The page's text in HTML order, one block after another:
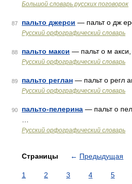
Большой словарь русских поговорок
87 пальто джерси — пальт о дж
Русский орфографический словарь
88 пальто макси — пальт о м акси,
Русский орфографический словарь
89 пальто реглан — пальт о регл
Русский орфографический словарь
90 пальто-пелерина — пальт о
Русский орфографический словарь
Страницы ← Предыдущая
1 2 3 4 5